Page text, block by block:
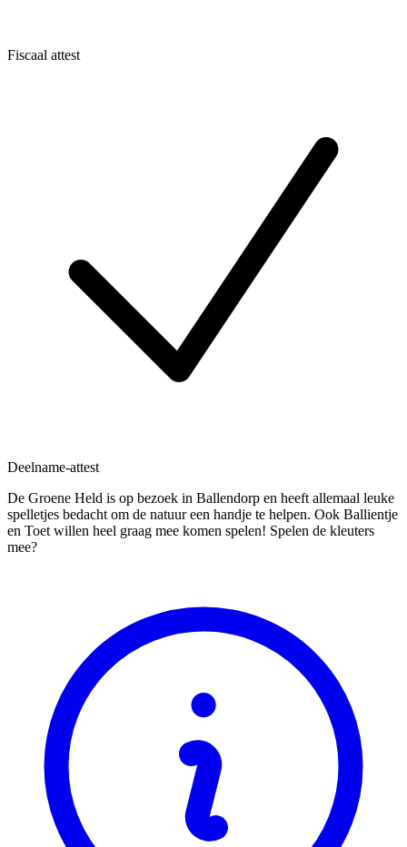
Fiscaal attest
Deelname-attest
De Groene Held is op bezoek in Ballendorp en heeft allemaal leuke
spelletjes bedacht om de natuur een handje te helpen. Ook Ballientje
en Toet willen heel graag mee komen spelen! Spelen de kleuters
mee?